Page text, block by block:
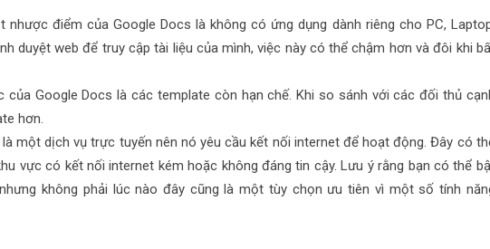
nhược điểm của Google Docs là không có ứng dụng dành riêng cho PC,
duyệt web để truy cập tài liệu của mình, việc này có thể chậm hơn và đôi khi
của Google Docs là các template còn hạn chế. Khi so sánh với các đối thủ
hơn.
một dịch vụ trực tuyến nên nó yêu cầu kết nối internet để hoạt động. Đây có
vực có kết nối internet kém hoặc không đáng tin cậy. Lưu ý rằng bạn có thể
không phải lúc nào đây cũng là một tùy chọn ưu tiên vì một số tính